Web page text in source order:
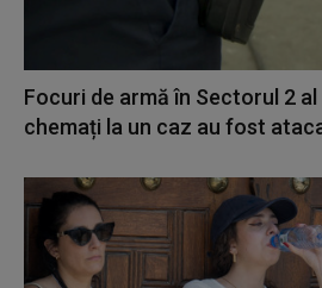
Focuri de armă în Sectorul 2
chemați la un caz au fost